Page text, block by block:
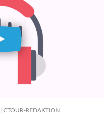
CTOUR-REDAKTION